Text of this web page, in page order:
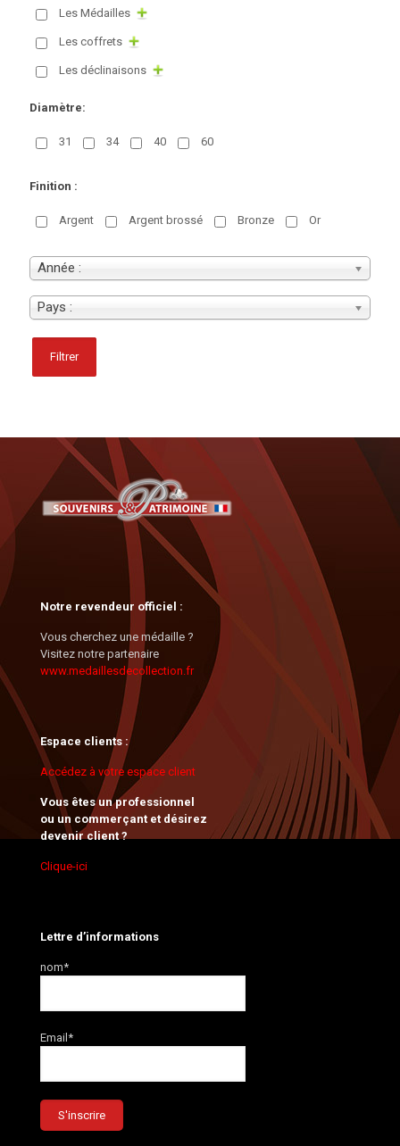
Les Médailles
Les coffrets
Les déclinaisons
Diamètre:
31 34 40 60
Finition :
Argent Argent brossé Bronze Or
Année :
Pays :
Filtrer
Notre revendeur officiel :
Vous cherchez une médaille ?
Visitez notre partenaire
www.medaillesdecollection.fr
Espace clients :
Accédez à votre espace client
Vous êtes un professionnel
ou un commerçant et désirez
devenir client ?
Clique-ici
Lettre d’informations
nom*
Email*